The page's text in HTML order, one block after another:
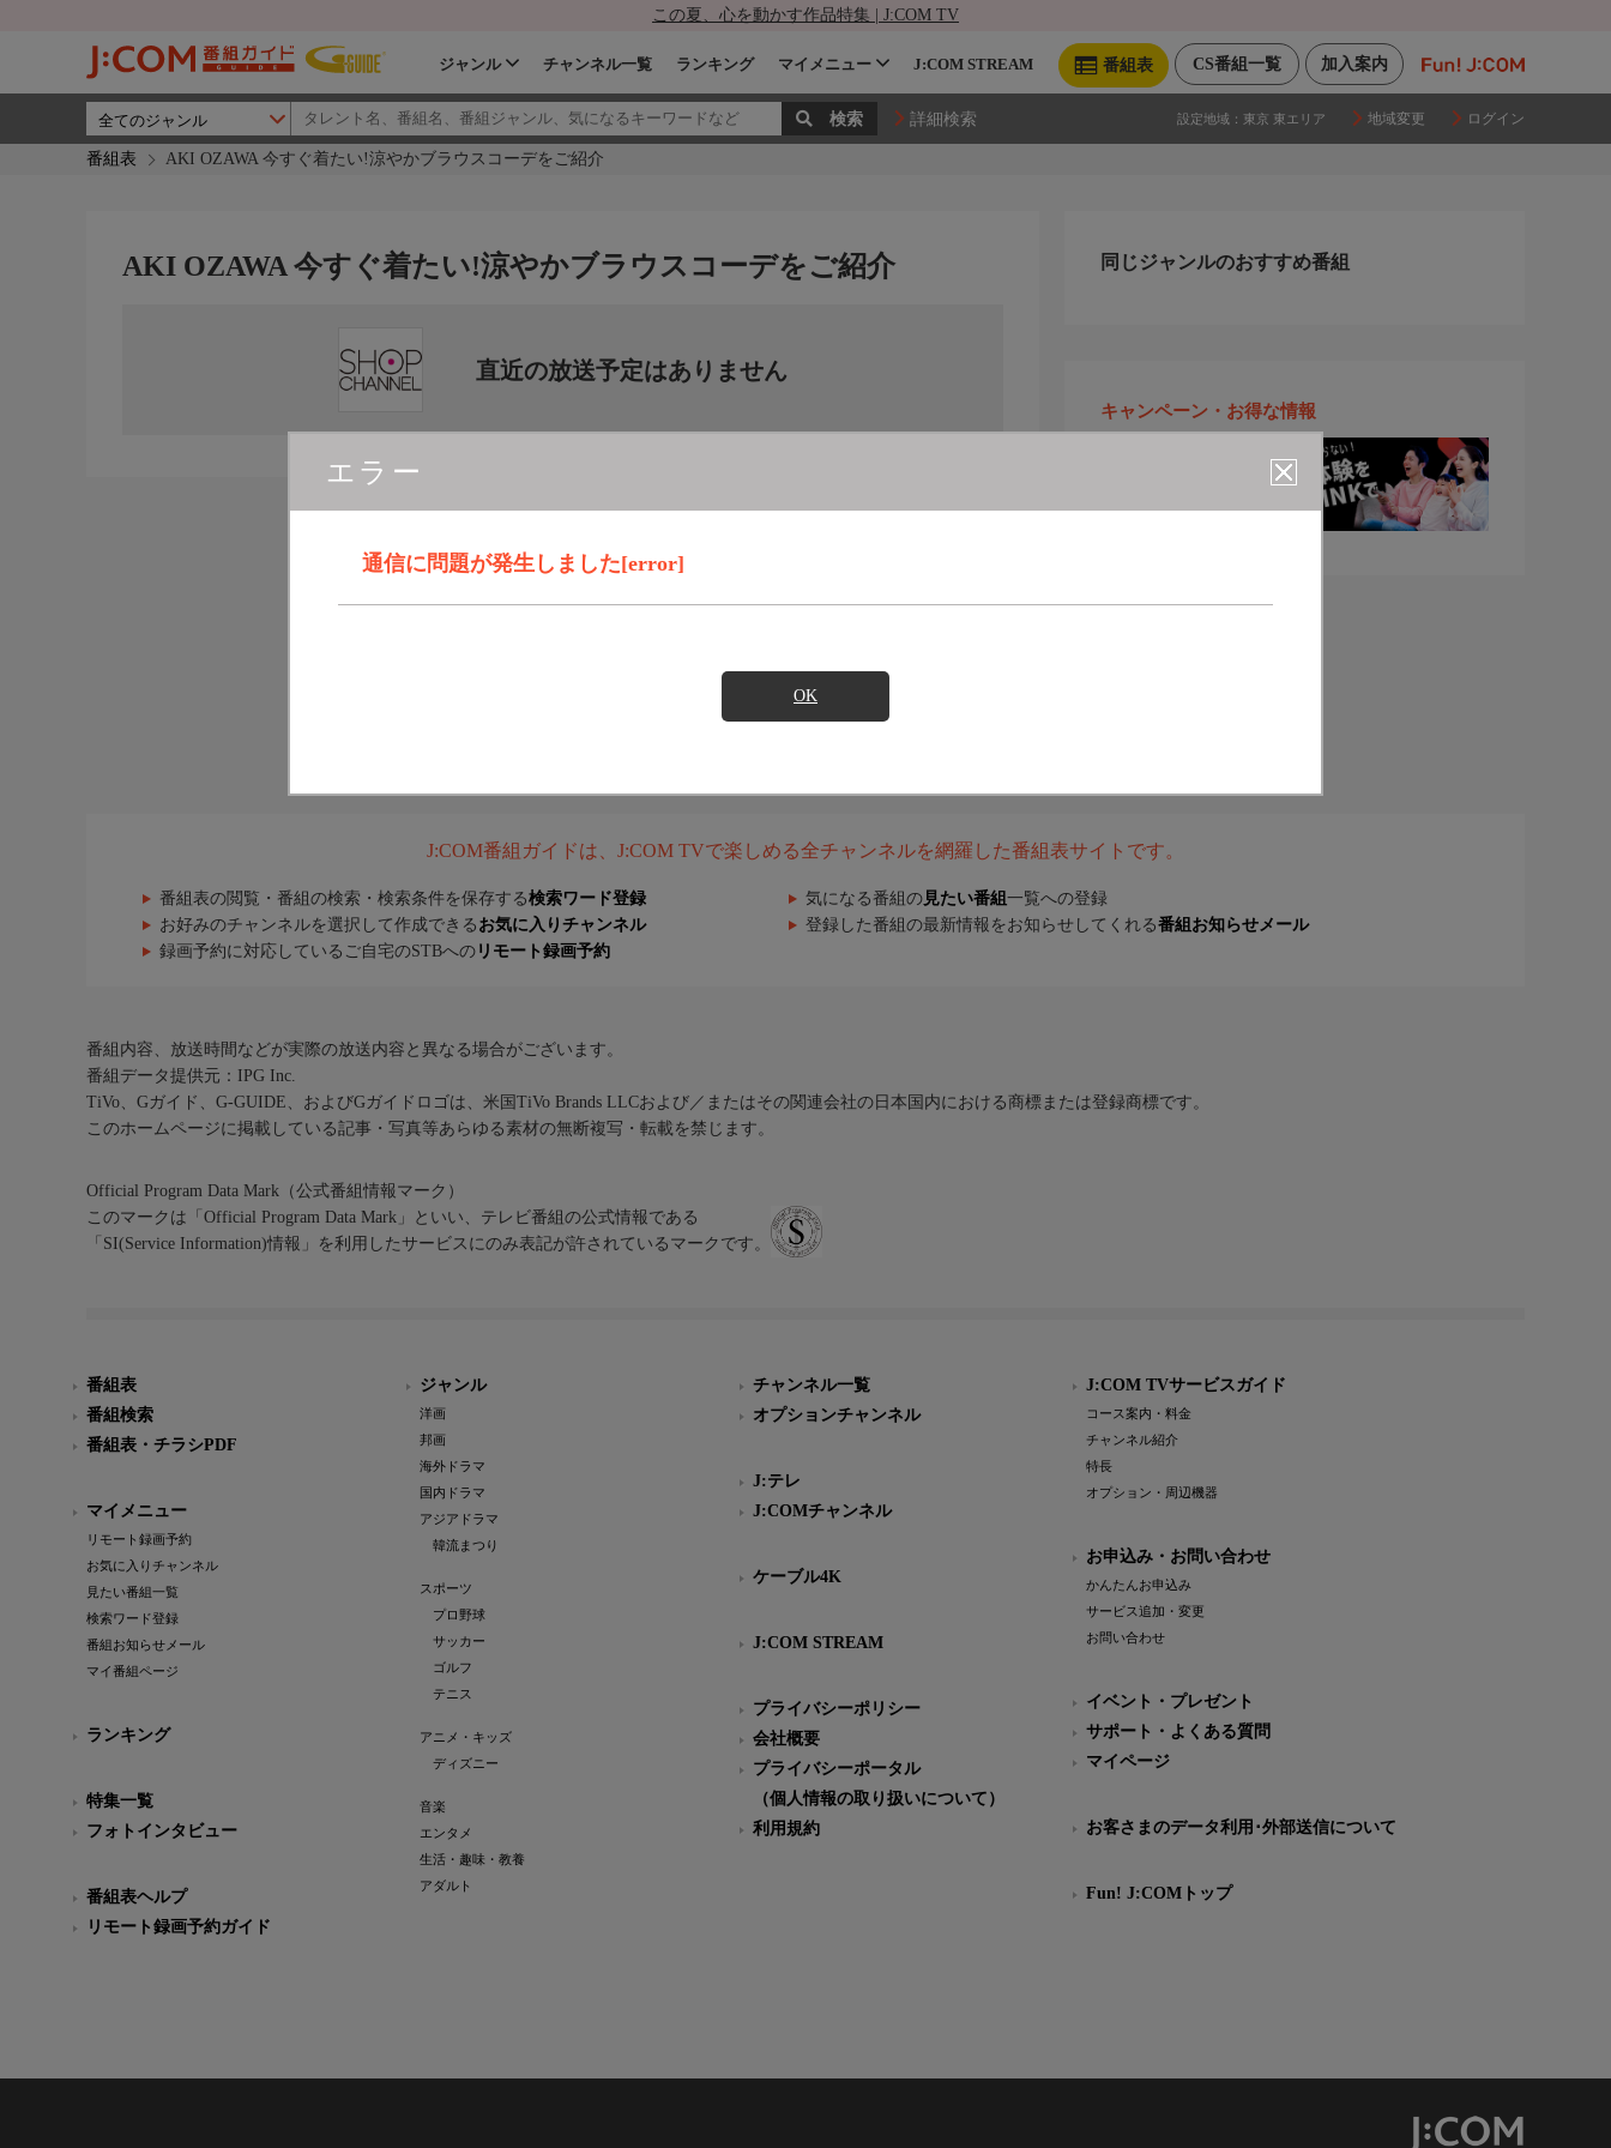
この夏、心を動かす作品特集 | J:COM TV
加入案内
CS番組一覧
番組表
ジャンル チャンネル一覧 ランキング マイメニュー J:COM STREAM
詳細検索 設定地域： 東京 東エリア 地域変更 ログイン
番組表 AKI OZAWA 今すぐ着たい!涼やかブラウスコーデをご紹介
エラー
通信に問題が発生しました[error]
OK
AKI OZAWA 今すぐ着たい!涼やかブラウスコーデをご紹介
直近の放送予定はありません
同じジャンルのおすすめ番組
キャンペーン・お得な情報
J:COM番組ガイドは、J:COM TVで楽しめる全チャンネルを網羅した番組表サイトです。
番組表の閲覧・番組の検索・検索条件を保存する検索ワード登録 気になる番組の 見たい番組 一覧への登録
お好みのチャンネルを選択して作成できる お気に入りチャンネル 登録した番組の最新情報をお知らせしてくれる番組お知らせメール
録画予約に対応しているご自宅のSTBへの リモート録画予約
番組内容、放送時間などが実際の放送内容と異なる場合がございます。
番組データ提供元：IPG Inc.
TiVo、Gガイド、G-GUIDE、およびGガイドロゴは、米国TiVo Brands LLCおよび／またはその関連会社の日本国内における商標または登録商標です。
このホームページに掲載している記事・写真等あらゆる素材の無断複写・転載を禁じます。
Official Program Data Mark（公式番組情報マーク）
このマークは「Official Program Data Mark」といい、テレビ番組の公式情報である
「SI(Service Information)情報」を利用したサービスにのみ表記が許されているマークです。
番組表
番組検索
番組表・チラシPDF
マイメニュー
リモート録画予約
お気に入りチャンネル
見たい番組一覧
検索ワード登録
番組お知らせメール
マイ番組ページ
ランキング
特集一覧
フォトインタビュー
番組表ヘルプ
リモート録画予約ガイド
ジャンル
洋画
邦画
海外ドラマ
国内ドラマ
アジアドラマ
韓流まつり
スポーツ
プロ野球
サッカー
ゴルフ
テニス
アニメ・キッズ
ディズニー
音楽
エンタメ
生活・趣味・教養
アダルト
チャンネル一覧
オプションチャンネル
J:テレ
J:COMチャンネル
ケーブル4K
J:COM STREAM
プライバシーポリシー
会社概要
プライバシーポータル
（個人情報の取り扱いについて）
利用規約
J:COM TVサービスガイド
コース案内・料金
チャンネル紹介
特長
オプション・周辺機器
お申込み・お問い合わせ
かんたんお申込み
サービス追加・変更
お問い合わせ
イベント・プレゼント
サポート・よくある質問
マイページ
お客さまのデータ利用･外部送信について
Fun! J:COMトップ